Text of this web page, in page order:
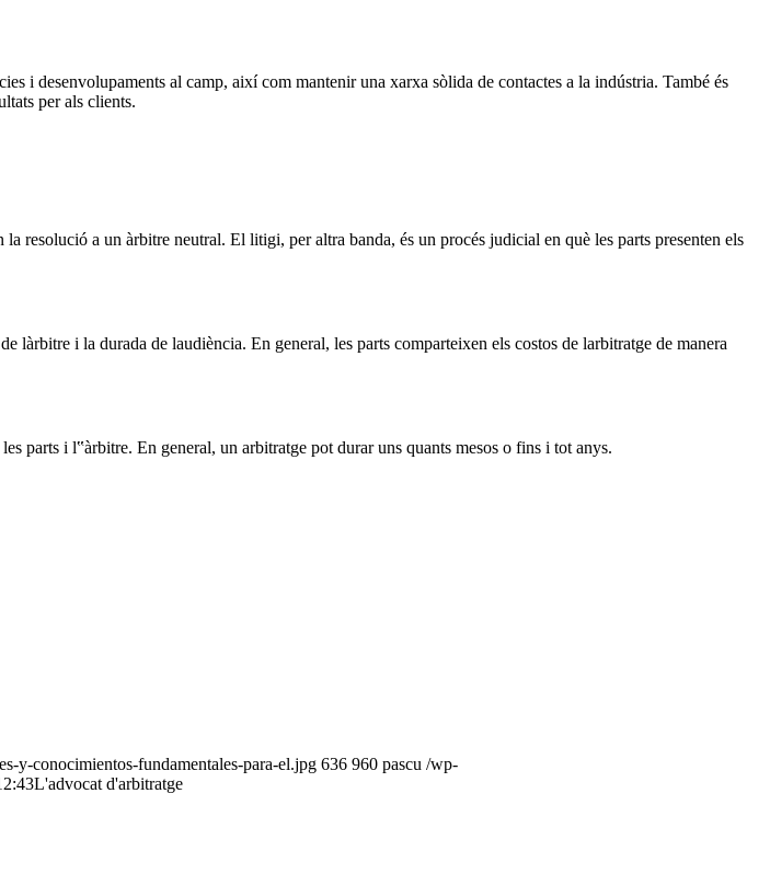
i desenvolupaments al camp, així com mantenir una xarxa sòlida de contactes a la indústria. També és
per als clients.
resolució a un àrbitre neutral. El litigi, per altra banda, és un procés judicial en què les parts presenten els
i la durada de laudiència. En general, les parts comparteixen els costos de larbitratge de manera
parts i l‟àrbitre. En general, un arbitratge pot durar uns quants mesos o fins i tot anys.
y-conocimientos-fundamentales-para-el.jpg 636 960 pascu /wp-
L'advocat d'arbitratge